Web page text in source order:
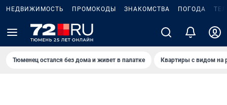
НЕДВИЖИМОСТЬ ПРОМОКОДЫ ЗНАКОМСТВА ПОГОДА
Тюменец остался без дома и живет в палатке Квартиры с видом на